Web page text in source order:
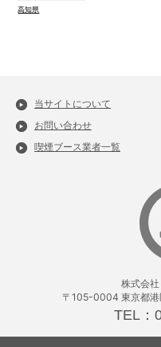
高知県
当サイトについて
お問い合わせ
喫煙ブース業者一覧
株式会
〒105-0004 東京都
TEL：